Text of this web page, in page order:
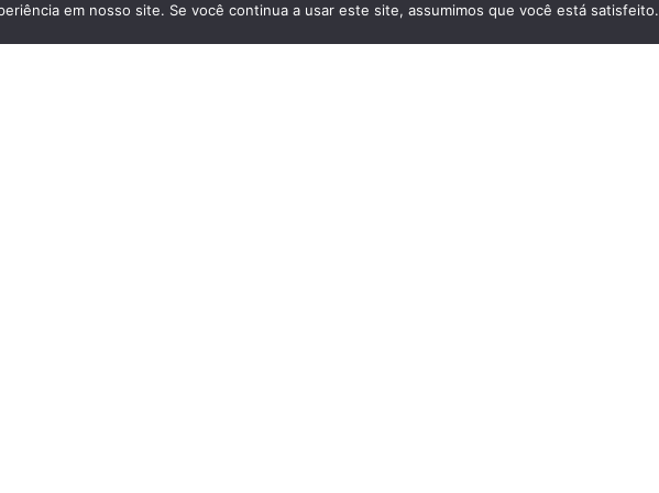
em nosso site. Se você continua a usar este site, assumimos que você está satisfeito.